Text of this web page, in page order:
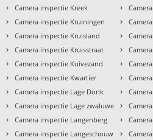
› Camera inspectie Kreek
› Camera inspectie Kruiningen
› Camera inspectie Kruisland
› Camera inspectie Kruisstraat
› Camera inspectie Kuivezand
› Camera inspectie Kwartier
› Camera inspectie Lage Donk
› Camera inspectie Lage zwaluwe
› Camera inspectie Langenberg
› Camera inspectie Langeschouw
›
›
›
›
›
›
›
›
›
›